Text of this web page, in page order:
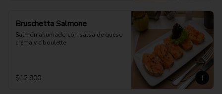
Bruschetta Salmone
Salmón ahumado con salsa de queso
crema y ciboulette
$12.900